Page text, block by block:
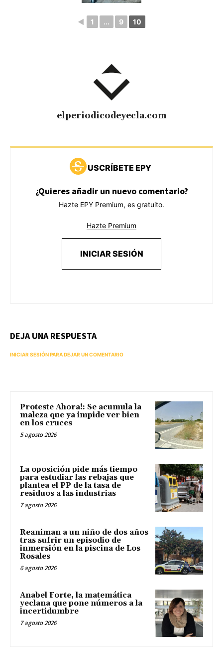
◄ 1 ... 9 10
elperiodicodeyecla.com
USCRÍBETE EPY
¿Quieres añadir un nuevo comentario?
Hazte EPY Premium, es gratuito.
Hazte Premium
INICIAR SESIÓN
DEJA UNA RESPUESTA
INICIAR SESIÓN PARA DEJAR UN COMENTARIO
Proteste Ahora!: Se acumula la
maleza que ya impide ver bien
en los cruces
5 agosto 2026
La oposición pide más tiempo
para estudiar las rebajas que
plantea el PP de la tasa de
residuos a las industrias
7 agosto 2026
Reaniman a un niño de dos años
tras sufrir un episodio de
inmersión en la piscina de Los
Rosales
6 agosto 2026
Anabel Forte, la matemática
yeclana que pone números a la
incertidumbre
7 agosto 2026